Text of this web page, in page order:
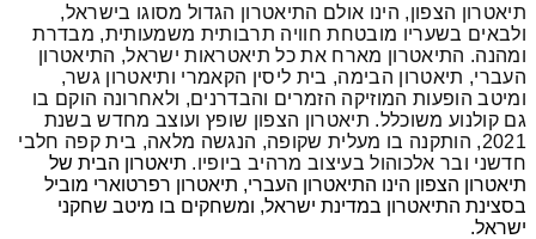
תיאטרון הצפון, הינו אולם התיאטרון הגדול מסוגו בישראל,
ולבאים בשעריו מובטחת חוויה תרבותית משמעותית, מבדרת
ומהנה. התיאטרון מארח את כל תיאטראות ישראל, התיאטרון
העברי, תיאטרון הבימה, בית ליסין הקאמרי ותיאטרון גשר,
ומיטב הופעות המוזיקה הזמרים והבדרנים, ולאחרונה הוקם בו
גם קולנוע משוכלל. תיאטרון הצפון שופץ ועוצב מחדש בשנת
2021, הותקנה בו מעלית שקופה, הנגשה מלאה, בית קפה חלבי
חדשני ובר אלכוהול בעיצוב מרהיב ביופיו. תיאטרון הבית של
תיאטרון הצפון הינו התיאטרון העברי, תיאטרון רפרטוארי מוביל
בסצינת התיאטרון במדינת ישראל, ומשחקים בו מיטב שחקני
ישראל.